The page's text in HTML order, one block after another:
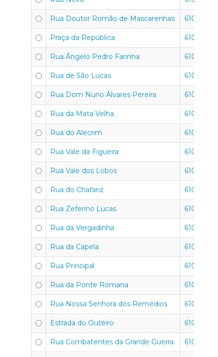
Rua Doutor Romão de Mascarenhas 6100-763
Praça da República 6100-740
Rua Ângelo Pedro Farinha 6100-654
Rua de São Lucas 6100-673
Rua Dom Nuno Álvares Pereira 6100-654
Rua da Mata Velha 6100-661
Rua do Alecrim 6100-667
Rua Vale da Figueira 6100-664
Rua Vale dos Lobos 6100-635
Rua do Chafariz 6100-679
Rua Zeferino Lucas 6100-771
Rua da Vergadinha 6100-663
Rua da Capela 6100-682
Rua Principal 6100-710
Rua da Ponte Romana 6100-617
Rua Nossa Senhora dos Remédios 6100-699
Estrada do Outeiro 6100-672
Rua Combatentes da Grande Guerra 6100-747